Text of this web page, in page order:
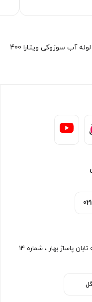
آب سوزوکی ویتارا 2400
021
پاساژ بهار ، شماره ۱۴